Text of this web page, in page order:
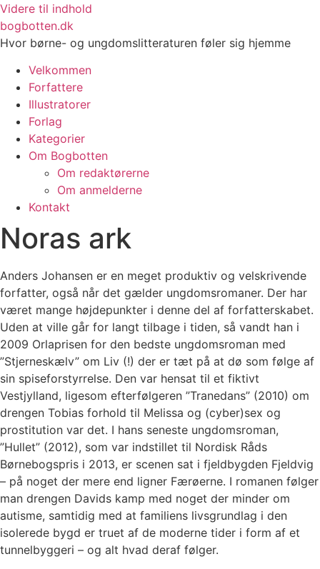
Videre til indhold
bogbotten.dk
Hvor børne- og ungdomslitteraturen føler sig hjemme
Velkommen
Forfattere
Illustratorer
Forlag
Kategorier
Om Bogbotten
Om redaktørerne
Om anmelderne
Kontakt
Noras ark
Anders Johansen er en meget produktiv og velskrivende
forfatter, også når det gælder ungdomsromaner. Der har
været mange højdepunkter i denne del af forfatterskabet.
Uden at ville går for langt tilbage i tiden, så vandt han i
2009 Orlaprisen for den bedste ungdomsroman med
”Stjerneskælv” om Liv (!) der er tæt på at dø som følge af
sin spiseforstyrrelse. Den var hensat til et fiktivt
Vestjylland, ligesom efterfølgeren ”Tranedans” (2010) om
drengen Tobias forhold til Melissa og (cyber)sex og
prostitution var det. I hans seneste ungdomsroman,
”Hullet” (2012), som var indstillet til Nordisk Råds
Børnebogspris i 2013, er scenen sat i fjeldbygden Fjeldvig
– på noget der mere end ligner Færøerne. I romanen følger
man drengen Davids kamp med noget der minder om
autisme, samtidig med at familiens livsgrundlag i den
isolerede bygd er truet af de moderne tider i form af et
tunnelbyggeri – og alt hvad deraf følger.